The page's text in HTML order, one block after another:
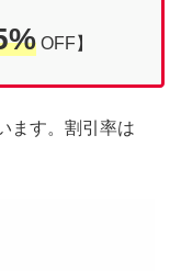
OFF】
ます。割引率は